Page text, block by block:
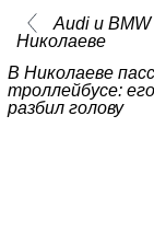
Audi и
Николаеве
В Николаеве
троллейбусе:
разбил голову